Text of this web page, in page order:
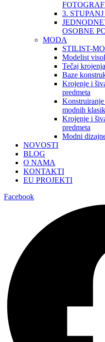
3.
OSOBNE
MODA
STILIST-
Modelist
Tečaj
Baze
Krojenje i
predmeta
modnih
Krojenje i
predmeta
Modni
NOVOSTI
BLOG
O NAMA
KONTAKTI
EU PROJEKTI
Facebook